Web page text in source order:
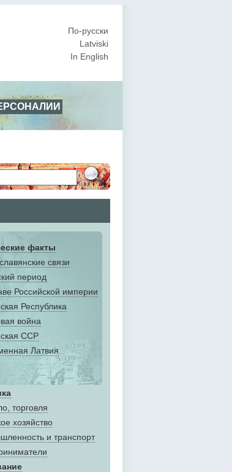
По-русски
Latviski
In English
факты
связи
период
Российской империи
Республика
война
ССР
Латвия
торговля
хозяйство
и транспорт